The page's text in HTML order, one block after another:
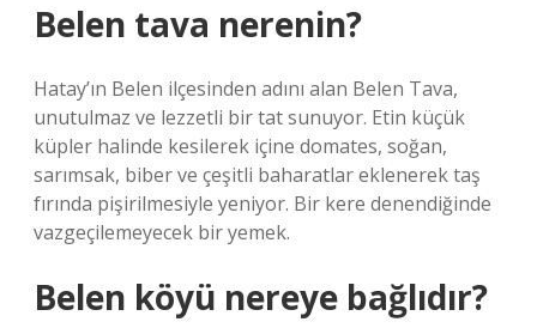
Belen tava nerenin?
Hatay’ın Belen ilçesinden adını alan Belen Tava,
unutulmaz ve lezzetli bir tat sunuyor. Etin küçük
küpler halinde kesilerek içine domates, soğan,
sarımsak, biber ve çeşitli baharatlar eklenerek taş
fırında pişirilmesiyle yeniyor. Bir kere denendiğinde
vazgeçilemeyecek bir yemek.
Belen köyü nereye bağlıdır?